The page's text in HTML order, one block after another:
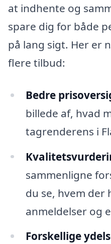
at indhente og
spare dig for både
på lang sigt. Her er
flere tilbud:
Bedre
billede af, hvad
tagrenderens i
sammenligne
du se, hvem der
anmeldelser og
Forskellige